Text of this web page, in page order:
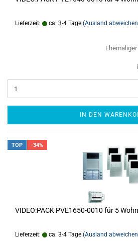
Lieferzeit: ca. 3-4 Tage (Ausland
IN DEN
TOP -34%
VIDEO:PACK PVE1650-0010 für 5
Lieferzeit: ca. 3-4 Tage (Ausland